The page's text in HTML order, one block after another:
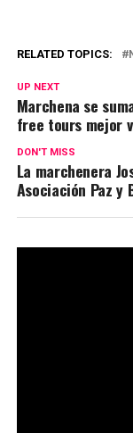
RELATED TOPICS:
UP NEXT
Marchena se
free tours mejor
DON'T MISS
La marchenera
Asociación Paz y